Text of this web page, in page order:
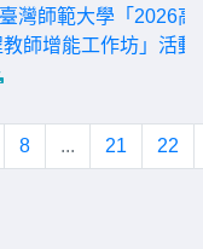
灣師範大學「2026高
教師增能工作坊」活動
8 ... 21 22